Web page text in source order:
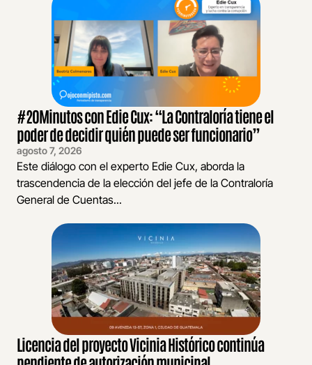
#20Minutos con Edie Cux: “La Contraloría tiene el
poder de decidir quién puede ser funcionario”
agosto 7, 2026
Este diálogo con el experto Edie Cux, aborda la
trascendencia de la elección del jefe de la Contraloría
General de Cuentas...
Licencia del proyecto Vicinia Histórico continúa